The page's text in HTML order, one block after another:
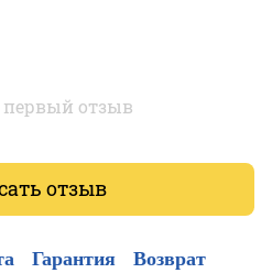
первый отзыв
отзыв
Гарантия Возврат